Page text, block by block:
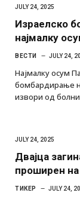
JULY 24, 2025
Израелско
најмалку
ВЕСТИ JULY 24,
Најмалку осум
бомбардирање
извори од
JULY 24, 2025
Двајца
проширен
ТИКЕР JULY 24,